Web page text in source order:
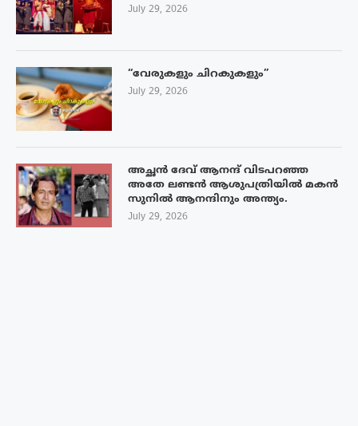
July 29, 2026
“വേരുകളും ചിറകുകളും”
July 29, 2026
അച്ഛൻ ദേവ് ആനന്ദ് വിടപറഞ്ഞ
അതേ ലണ്ടൻ ആശുപത്രിയിൽ മകൻ
സുനിൽ ആനന്ദിനും അന്ത്യം.
July 29, 2026